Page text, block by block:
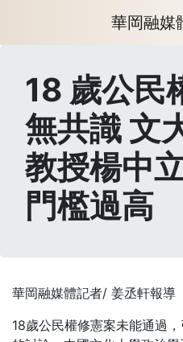
華岡融媒
18 歲公民
無共識 文
教授楊中
門檻過高
華岡融媒體記者/ 姜丞軒報導
18歲公民權修憲案未能通過